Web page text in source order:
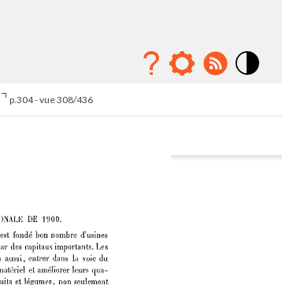
p.304 - vue 308/436